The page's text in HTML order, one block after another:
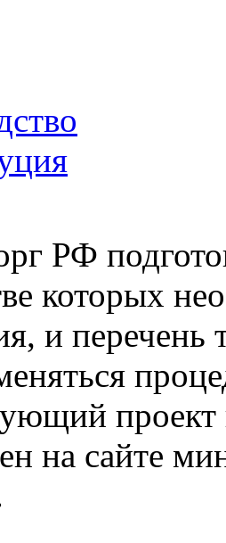
РФ
которых
и
проект
на сайте